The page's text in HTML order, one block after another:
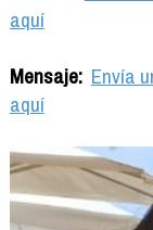
aquí
Mensaje: Envía
aquí